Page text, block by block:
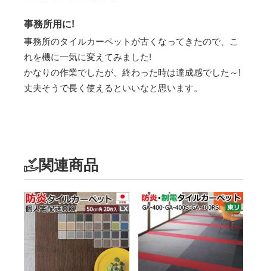
事務所用に!
事務所のタイルカーペットが古くなってきたので、こ
れを機に一気に変えてみました!
かなりの作業でしたが、終わった時は達成感でした～!
丈夫そうで長く使えるといいなと思います。
関連商品